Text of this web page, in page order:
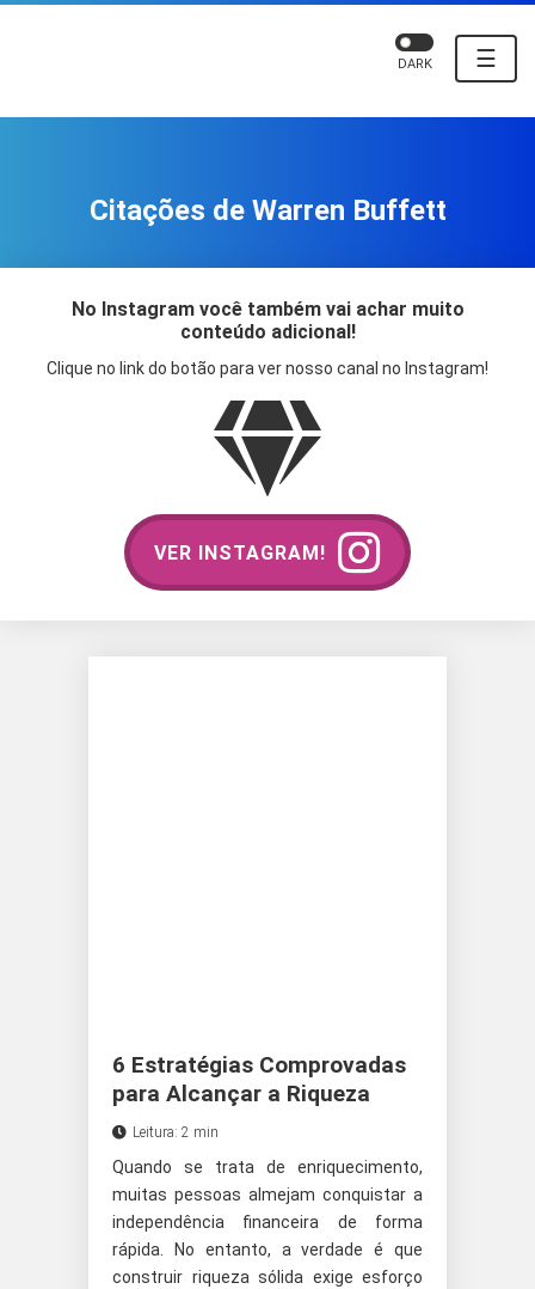
☰
DARK
Citações de Warren Buffett
No Instagram você também vai achar muito
conteúdo adicional!
Clique no link do botão para ver nosso canal no Instagram!
VER INSTAGRAM!
6 Estratégias Comprovadas
para Alcançar a Riqueza
Leitura: 2 min
Quando se trata de enriquecimento,
muitas pessoas almejam conquistar a
independência financeira de forma
rápida. No entanto, a verdade é que
construir riqueza sólida exige esforço